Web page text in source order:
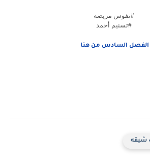
#نفوس مريضه
#تسنيم أحمد
الفصل السادس من هنا
شيقه